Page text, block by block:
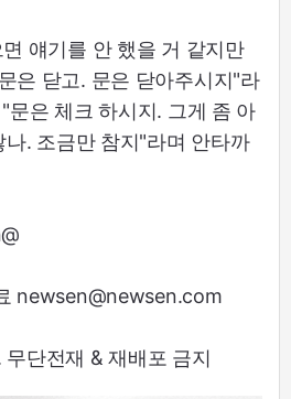
얘기를 안 했을 거 같지만
은 닫고. 문은 닫아주시지"라
문은 체크 하시지. 그게 좀 아
. 조금만 참지"라며 안타까
newsen@newsen.com
단전재 & 재배포 금지